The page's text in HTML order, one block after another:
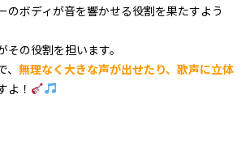
のボディが音を響かせる役割を果たすよう
の役割を担います。
無理なく大きな声が出せたり、歌声に立体
よ！